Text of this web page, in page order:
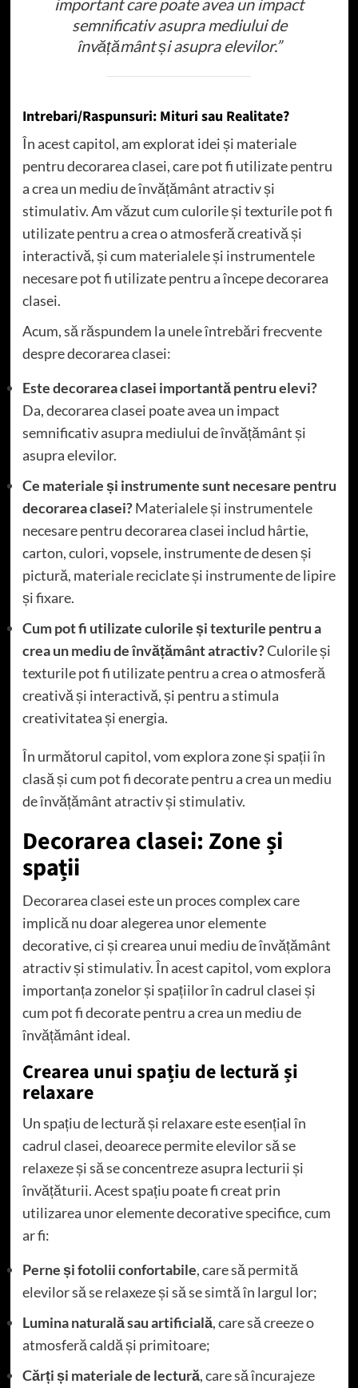
semnificativ asupra mediului de
învățământ și asupra elevilor.”
Intrebari/Raspunsuri: Mituri sau Realitate?
În acest capitol, am explorat idei și materiale
pentru decorarea clasei, care pot fi utilizate pentru
a crea un mediu de învățământ atractiv și
stimulativ. Am văzut cum culorile și texturile pot fi
utilizate pentru a crea o atmosferă creativă și
interactivă, și cum materialele și instrumentele
necesare pot fi utilizate pentru a începe decorarea
clasei.
Acum, să răspundem la unele întrebări frecvente
despre decorarea clasei:
Este decorarea clasei importantă pentru elevi?
Da, decorarea clasei poate avea un impact
semnificativ asupra mediului de învățământ și
asupra elevilor.
Ce materiale și instrumente sunt necesare pentru
decorarea clasei?Materialele și instrumentele
necesare pentru decorarea clasei includ hârtie,
carton, culori, vopsele, instrumente de desen și
pictură, materiale reciclate și instrumente de lipire
și fixare.
Cum pot fi utilizate culorile și texturile pentru a
crea un mediu de învățământ atractiv?Culorile și
texturile pot fi utilizate pentru a crea o atmosferă
creativă și interactivă, și pentru a stimula
creativitatea și energia.
În următorul capitol, vom explora zone și spații în
clasă și cum pot fi decorate pentru a crea un mediu
de învățământ atractiv și stimulativ.
Decorarea clasei: Zone și
spații
Decorarea clasei este un proces complex care
implică nu doar alegerea unor elemente
decorative, ci și crearea unui mediu de învățământ
atractiv și stimulativ. În acest capitol, vom explora
importanța zonelor și spațiilor în cadrul clasei și
cum pot fi decorate pentru a crea un mediu de
învățământ ideal.
Crearea unui spațiu de lectură și
relaxare
Un spațiu de lectură și relaxare este esențial în
cadrul clasei, deoarece permite elevilor să se
relaxeze și să se concentreze asupra lecturii și
învățăturii. Acest spațiu poate fi creat prin
utilizarea unor elemente decorative specifice, cum
ar fi:
Perne și fotolii confortabile, care să permită
elevilor să se relaxeze și să se simtă în largul lor;
Lumina naturală sau artificială, care să creeze o
atmosferă caldă și primitoare;
Cărți și materiale de lectură, care să încurajeze